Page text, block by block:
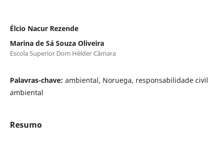
Élcio Nacur Rezende
Marina de Sá Souza Oliveira
Escola Superior Dom Hélder Câmara
Palavras-chave: ambiental, Noruega, responsabilidade civil
ambiental
Resumo